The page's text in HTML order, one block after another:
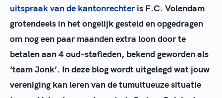
uitspraak van de kantonrechteris F.C. Volendam
grotendeels in het ongelijk gesteld en opgedragen
om nog een paar maanden extra loon door te
betalen aan 4 oud-stafleden, bekend geworden als
‘team Jonk’. In deze blog wordt uitgelegd wat jouw
vereniging kan leren van de tumultueuze situatie